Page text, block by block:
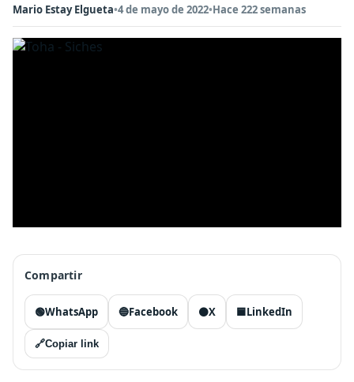
Mario Estay Elgueta•4 de mayo de 2022•Hace 222 semanas
Compartir
🟢WhatsApp 🔵Facebook ⚫X 🟦LinkedIn
🔗Copiar link